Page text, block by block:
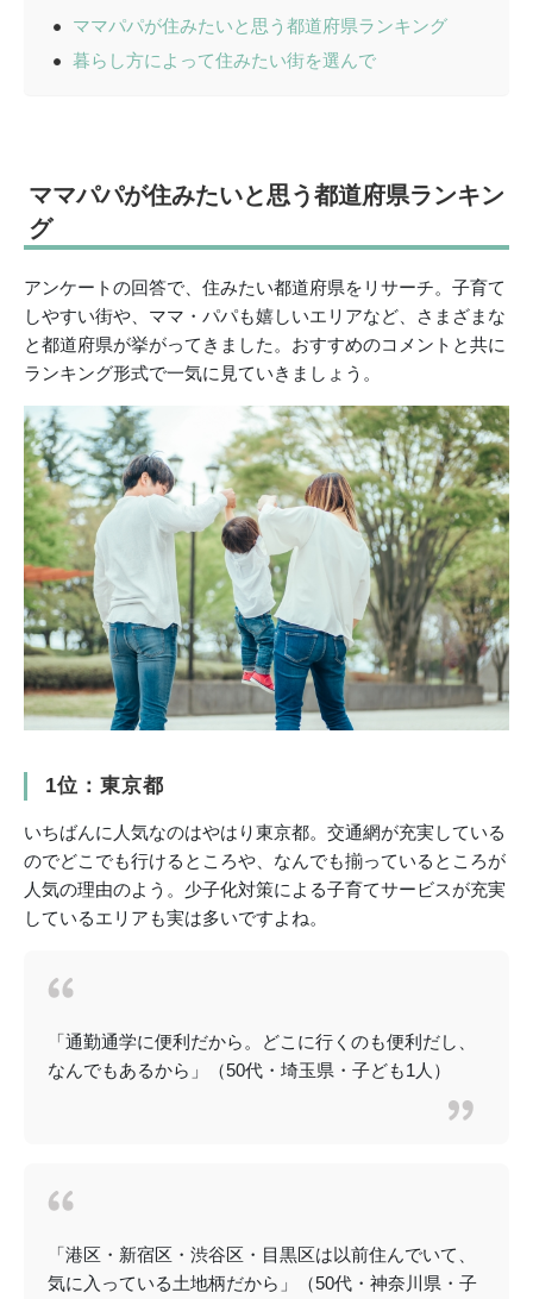
ママパパが住みたいと思う都道府県ランキング
暮らし方によって住みたい街を選んで
ママパパが住みたいと思う都道府県ランキン
グ
アンケートの回答で、住みたい都道府県をリサーチ。子育て
しやすい街や、ママ・パパも嬉しいエリアなど、さまざまな
と都道府県が挙がってきました。おすすめのコメントと共に
ランキング形式で一気に見ていきましょう。
1位：東京都
いちばんに人気なのはやはり東京都。交通網が充実している
のでどこでも行けるところや、なんでも揃っているところが
人気の理由のよう。少子化対策による子育てサービスが充実
しているエリアも実は多いですよね。
「通勤通学に便利だから。どこに行くのも便利だし、
なんでもあるから」（50代・埼玉県・子ども1人）
「港区・新宿区・渋谷区・目黒区は以前住んでいて、
気に入っている土地柄だから」（50代・神奈川県・子